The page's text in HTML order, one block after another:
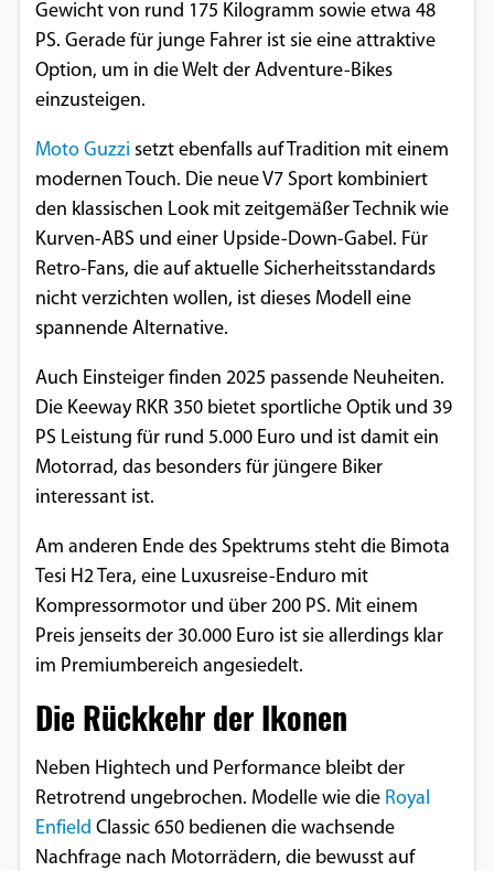
Gewicht von rund 175 Kilogramm sowie etwa 48
PS. Gerade für junge Fahrer ist sie eine attraktive
Option, um in die Welt der Adventure-Bikes
einzusteigen.
Moto Guzzi setzt ebenfalls auf Tradition mit einem
modernen Touch. Die neue V7 Sport kombiniert
den klassischen Look mit zeitgemäßer Technik wie
Kurven-ABS und einer Upside-Down-Gabel. Für
Retro-Fans, die auf aktuelle Sicherheitsstandards
nicht verzichten wollen, ist dieses Modell eine
spannende Alternative.
Auch Einsteiger finden 2025 passende Neuheiten.
Die Keeway RKR 350 bietet sportliche Optik und 39
PS Leistung für rund 5.000 Euro und ist damit ein
Motorrad, das besonders für jüngere Biker
interessant ist.
Am anderen Ende des Spektrums steht die Bimota
Tesi H2 Tera, eine Luxusreise-Enduro mit
Kompressormotor und über 200 PS. Mit einem
Preis jenseits der 30.000 Euro ist sie allerdings klar
im Premiumbereich angesiedelt.
Die Rückkehr der Ikonen
Neben Hightech und Performance bleibt der
Retrotrend ungebrochen. Modelle wie die Royal
Enfield Classic 650 bedienen die wachsende
Nachfrage nach Motorrädern, die bewusst auf